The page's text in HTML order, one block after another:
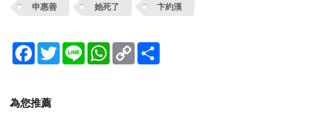
申惠善 她死了 卞約漢
Facebook
TwitterLine WhatsApp
Copy
Link
為您推薦